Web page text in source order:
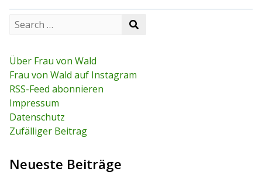
c
h
f
o
r
:
Über Frau von Wald
Frau von Wald auf Instagram
RSS-Feed abonnieren
Impressum
Datenschutz
Zufälliger Beitrag
Neueste Beiträge